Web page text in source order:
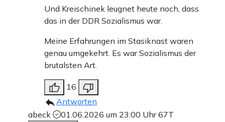
Und Kreischinek leugnet heute noch, dass
das in der DDR Sozialismus war.
Meine Erfahrungen im Stasiknast waren
genau umgekehrt. Es war Sozialismus der
brutalsten Art.
16
Antworten
abeck
01.06.2026 um 23:00 Uhr67T